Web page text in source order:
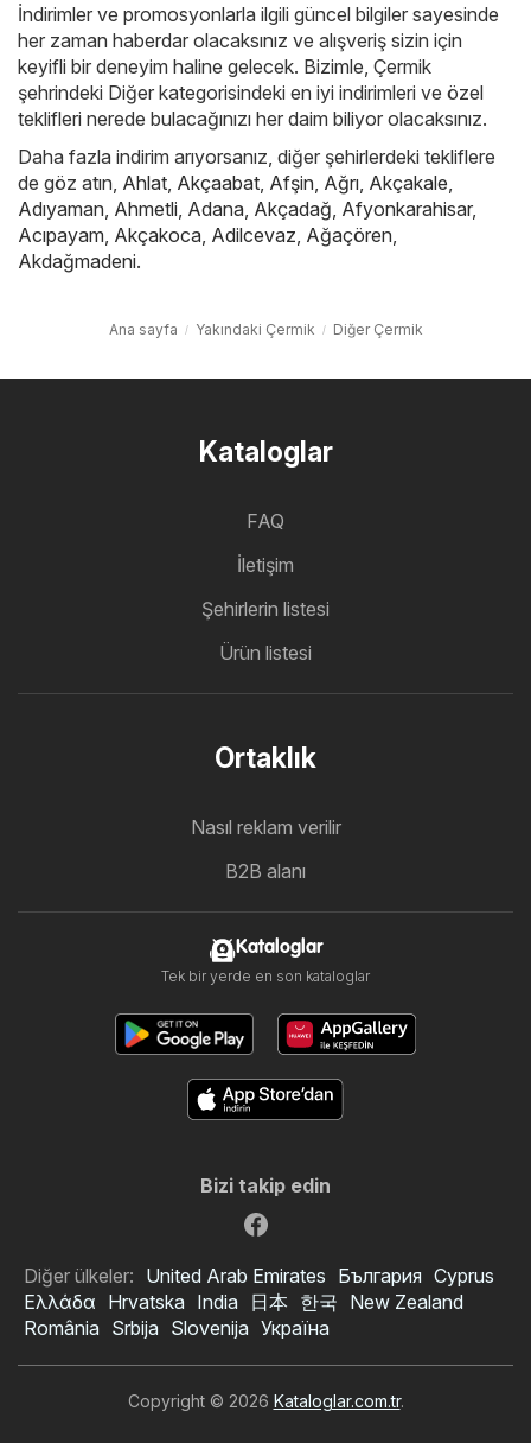
İndirimler ve promosyonlarla ilgili güncel bilgiler sayesinde
her zaman haberdar olacaksınız ve alışveriş sizin için
keyifli bir deneyim haline gelecek. Bizimle, Çermik
şehrindeki Diğer kategorisindeki en iyi indirimleri ve özel
teklifleri nerede bulacağınızı her daim biliyor olacaksınız.
Daha fazla indirim arıyorsanız, diğer şehirlerdeki tekliflere
de göz atın, Ahlat Akçaabat Afşin Ağrı Akçakale
Adıyaman Ahmetli Adana Akçadağ Afyonkarahisar,
Acıpayam Akçakoca Adilcevaz Ağaçören
Akdağmadeni.
Ana sayfa Yakındaki Çermik Diğer Çermik
Kataloglar
FAQ
İletişim
Şehirlerin listesi
Ürün listesi
Ortaklık
Nasıl reklam verilir
B2B alanı
Kataloglar
Tek bir yerde en son kataloglar
Bizi takip edin
Diğer ülkeler: United Arab Emirates България Cyprus
Ελλάδα Hrvatska India 日本 한국 New Zealand
România Srbija Slovenija Україна
Copyright © 2026 Kataloglar.com.tr.